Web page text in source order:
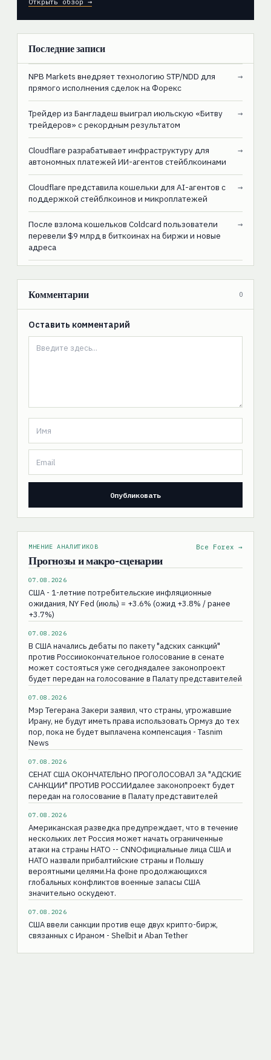
Последние записи
NPB Markets внедряет технологию STP/NDD для
прямого исполнения сделок на Форекс
→
Трейдер из Бангладеш выиграл июльскую «Битву
трейдеров» с рекордным результатом
→
Cloudflare разрабатывает инфраструктуру для
автономных платежей ИИ-агентов стейблкоинами
→
Cloudflare представила кошельки для AI-агентов с
поддержкой стейблкоинов и микроплатежей
→
После взлома кошельков Coldcard пользователи
перевели $9 млрд в биткоинах на биржи и новые
адреса
→
Комментарии 0
Оставить комментарий
МНЕНИЕ АНАЛИТИКОВ
Прогнозы и макро-сценарии
Все Forex →
07.08.2026
США - 1-летние потребительские инфляционные
ожидания, NY Fed (июль) = +3.6% (ожид +3.8% / ранее
+3.7%)
07.08.2026
В США начались дебаты по пакету "адских санкций"
против Россииокончательное голосование в сенате
может состояться уже сегоднядалее законопроект
будет передан на голосование в Палату представителей
07.08.2026
Мэр Тегерана Закери заявил, что страны, угрожавшие
Ирану, не будут иметь права использовать Ормуз до тех
пор, пока не будет выплачена компенсация - Tasnim
News
07.08.2026
СЕНАТ США ОКОНЧАТЕЛЬНО ПРОГОЛОСОВАЛ ЗА "АДСКИЕ
САНКЦИИ" ПРОТИВ РОССИИдалее законопроект будет
передан на голосование в Палату представителей
07.08.2026
Американская разведка предупреждает, что в течение
нескольких лет Россия может начать ограниченные
атаки на страны НАТО -- CNNОфициальные лица США и
НАТО назвали прибалтийские страны и Польшу
вероятными целями.На фоне продолжающихся
глобальных конфликтов военные запасы США
значительно оскудеют.
07.08.2026
США ввели санкции против еще двух крипто-бирж,
связанных с Ираном - Shelbit и Aban Tether